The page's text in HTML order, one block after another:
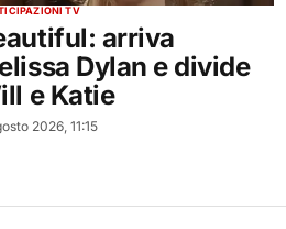
TV
arriva
Dylan e divide
e Katie
2026, 11:15